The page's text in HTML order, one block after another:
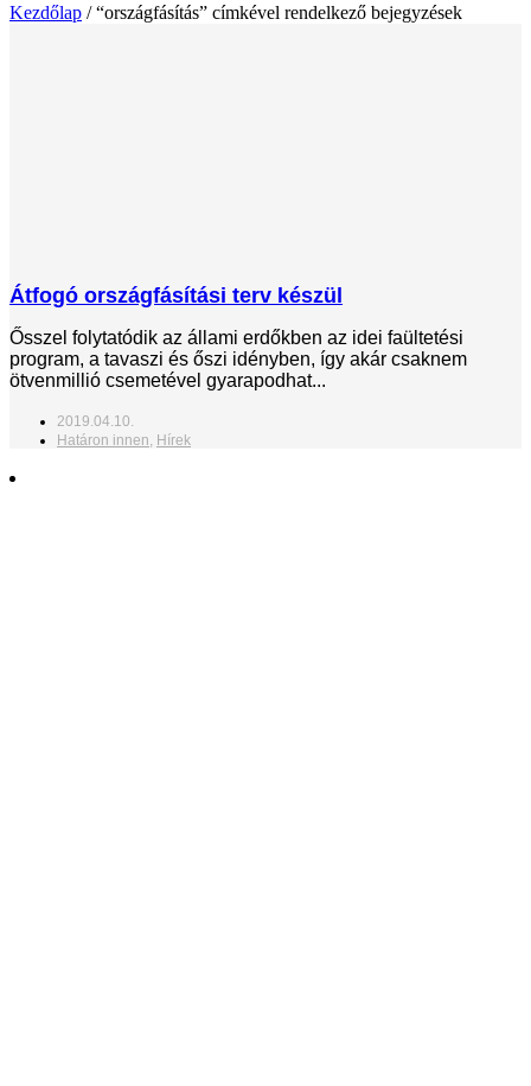
Kezdőlap / “országfásítás” címkével rendelkező bejegyzések
Átfogó országfásítási terv készül
Ősszel folytatódik az állami erdőkben az idei faültetési
program, a tavaszi és őszi idényben, így akár csaknem
ötvenmillió csemetével gyarapodhat...
2019.04.10.
Határon innen, Hírek